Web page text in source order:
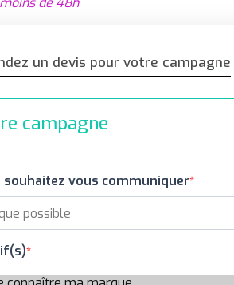
un devis pour votre campagne
campagne
souhaitez vous communiquer